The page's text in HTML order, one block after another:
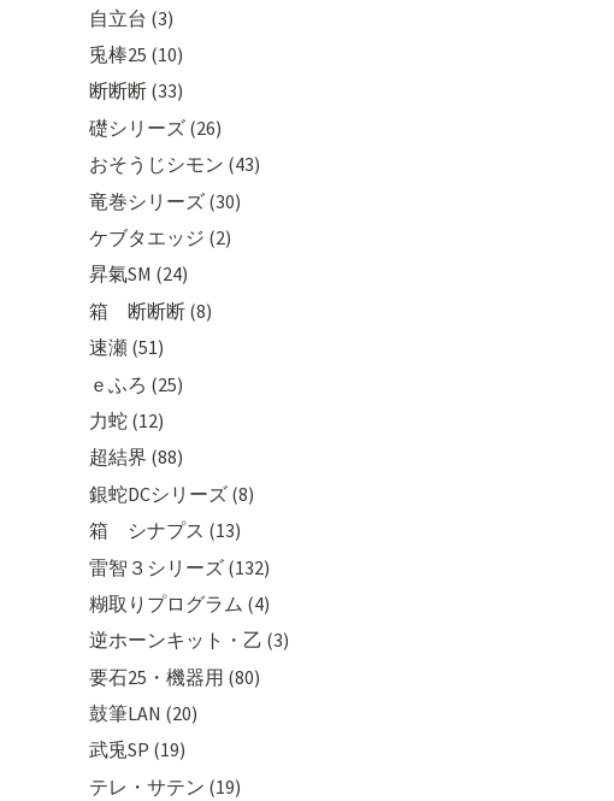
自立台 (3)
兎棒25 (10)
断断断 (33)
礎シリーズ (26)
おそうじシモン (43)
竜巻シリーズ (30)
ケブタエッジ (2)
昇氣SM (24)
箱 断断断 (8)
速瀬 (51)
ｅふろ (25)
力蛇 (12)
超結界 (88)
銀蛇DCシリーズ (8)
箱 シナプス (13)
雷智３シリーズ (132)
糊取りプログラム (4)
逆ホーンキット・乙 (3)
要石25・機器用 (80)
鼓筆LAN (20)
武兎SP (19)
テレ・サテン (19)